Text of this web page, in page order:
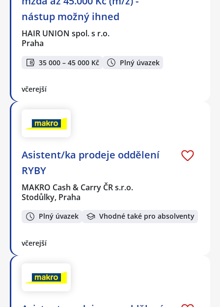
nástup možný ihned
HAIR UNION spol. s r.o.
Praha
35 000 – 45 000 Kč Plný úvazek
včerejší
Asistent/ka prodeje oddělení
RYBY
MAKRO Cash & Carry ČR s.r.o.
Stodůlky, Praha
Plný úvazek Vhodné také pro absolventy
včerejší